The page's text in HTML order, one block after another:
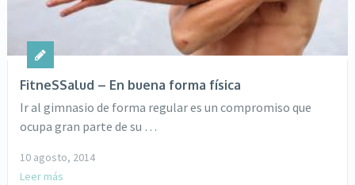
FitneSSalud – En buena forma física
Ir al gimnasio de forma regular es un compromiso que
ocupa gran parte de su …
10 agosto, 2014
Leer más